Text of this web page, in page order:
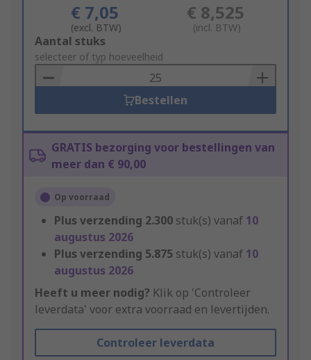
€ 7,05
(excl. BTW)
€ 8,525
(incl. BTW)
Add
to
Basket
Aantal stuks
selecteer of typ hoeveelheid
Bestellen
GRATIS bezorging voor bestellingen van
meer dan € 90,00
Op voorraad
Plus verzending 2.300 stuk(s) vanaf 10
augustus 2026
Plus verzending 5.875 stuk(s) vanaf 10
augustus 2026
Heeft u meer nodig? Klik op 'Controleer
leverdata' voor extra voorraad en levertijden.
Controleer leverdata